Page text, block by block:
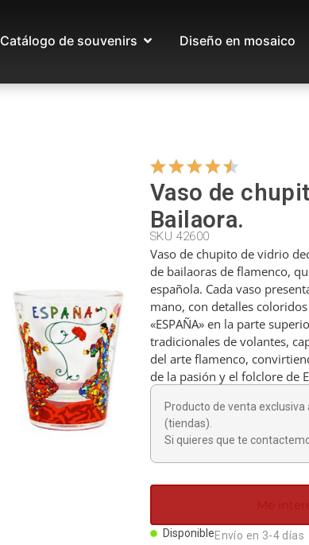
Catálogo de souvenirs Diseño en mosaico
Vaso de
Bailaora.
SKU 42600
Vaso de chupito de vidrio
de bailaoras de flamenco,
española. Cada vaso
mano, con detalles
«ESPAÑA» en la parte
tradicionales de volantes,
del arte flamenco,
de la pasión y el folclore de
Producto de venta exclusiva
(tiendas).
Si quieres que te
Me
DisponibleEnvío en 3-4 días